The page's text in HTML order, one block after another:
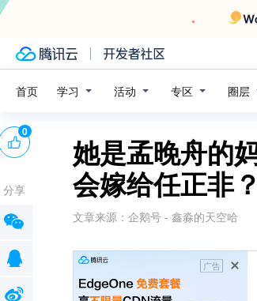
首页 学习 活动 专区 圈层
她是孟晚舟的
会嫁给任正非？
文章来源： 企鹅号 - 鑫淼的天空哈
广告
0
分享